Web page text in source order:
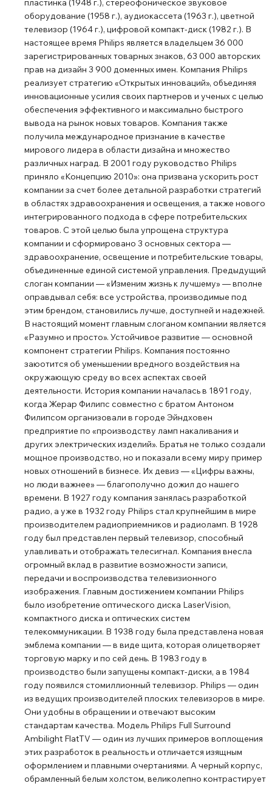
пластинка (1948 г.), стереофоническое звуковое
оборудование (1958 г.), аудиокассета (1963 г.), цветной
телевизор (1964 г.), цифровой компакт-диск (1982 г.). В
настоящее время Philips является владельцем 36 000
зарегистрированных товарных знаков, 63 000 авторских
прав на дизайн 3 900 доменных имен. Компания Philips
реализует стратегию «Открытых инноваций», объединяя
инновационные усилия своих партнеров и ученых с целью
обеспечения эффективного и максимально быстрого
вывода на рынок новых товаров. Компания также
получила международное признание в качестве
мирового лидера в области дизайна и множество
различных наград. В 2001 году руководство Philips
приняло «Концепцию 2010»: она призвана ускорить рост
компании за счет более детальной разработки стратегий
в областях здравоохранения и освещения, а также нового
интегрированного подхода в сфере потребительских
товаров. С этой целью была упрощена структура
компании и сформировано 3 основных сектора ―
здравоохранение, освещение и потребительские товары,
объединенные единой системой управления. Предыдущий
слоган компании ― «Изменим жизнь к лучшему» ― вполне
оправдывал себя: все устройства, производимые под
этим брендом, становились лучше, доступней и надежней.
В настоящий момент главным слоганом компании является
«Разумно и просто». Устойчивое развитие ― основной
компонент стратегии Philips. Компания постоянно
заюотится об уменьшении вредного воздействия на
окружающую среду во всех аспектах своей
деятельности. История компании началась в 1891 году,
когда Жерар Филипс совместно с братом Антоном
Филипсом организовали в городе Эйндховен
предприятие по «производству ламп накаливания и
других электрических изделий». Братья не только создали
мощное производство, но и показали всему миру пример
новых отношений в бизнесе. Их девиз ― «Цифры важны,
но люди важнее» ― благополучно дожил до нашего
времени. В 1927 году компания занялась разработкой
радио, а уже в 1932 году Philips стал крупнейшим в мире
производителем радиоприемников и радиоламп. В 1928
году был представлен первый телевизор, способный
улавливать и отображать телесигнал. Компания внесла
огромный вклад в развитие возможности записи,
передачи и воспроизводства телевизионного
изображения. Главным достижением компании Philips
было изобретение оптического диска LaserVision,
компактного диска и оптических систем
телекоммуникации. В 1938 году была представлена новая
эмблема компании ― в виде щита, которая олицетворяет
торговую марку и по сей день. В 1983 году в
производство были запущены компакт-диски, а в 1984
году появился стомиллионный телевизор. Philips ― один
из ведущих производителей плоских телевизоров в мире.
Они удобны в обращении и отвечают высоким
стандартам качества. Модель Philips Full Surround
Ambilight FlatTV ― один из лучших примеров воплощения
этих разработок в реальность и отличается изящным
оформлением и плавными очертаниями. А черный корпус,
обрамленный белым холстом, великолепно контрастирует